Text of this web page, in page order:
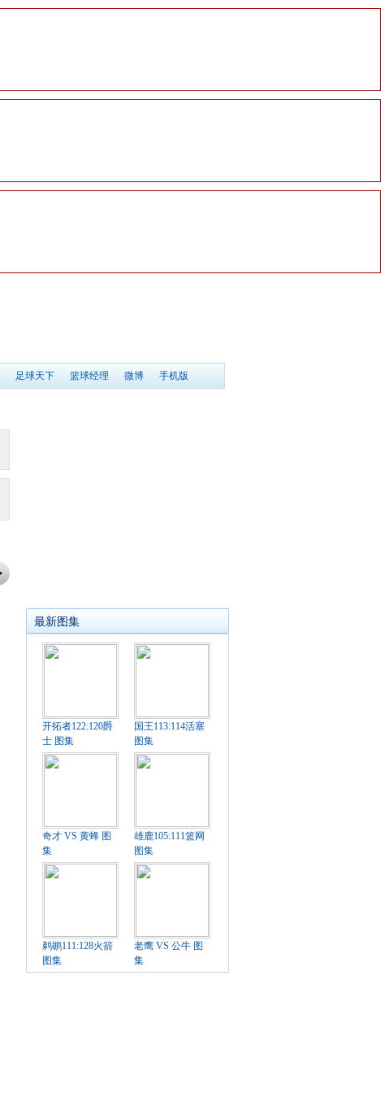
足球天下 篮球经理 微博 手机版
最新图集
开拓者122:120爵
士 图集
国王113:114活塞
图集
奇才 VS 黄蜂 图
集
雄鹿105:111篮网
图集
鹈鹕111:128火箭
图集
老鹰 VS 公牛 图
集